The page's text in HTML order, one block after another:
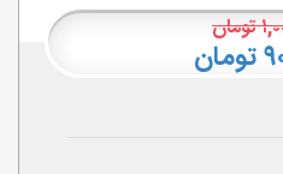
تومان